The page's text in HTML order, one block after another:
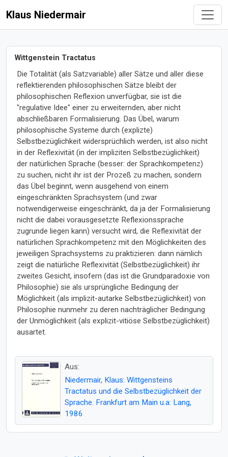
Klaus Niedermair
Wittgenstein Tractatus
Die Totalität (als Satzvariable) aller Sätze und aller diese
reflektierenden philosophischen Sätze bleibt der
philosophischen Reflexion unverfügbar, sie ist die
"regulative Idee" einer zu erweiternden, aber nicht
abschließbaren Formalisierung. Das Übel, warum
philosophische Systeme durch (explizte)
Selbstbezüglichkeit widersprüchlich werden, ist also nicht
in der Reflexivität (in der impliziten Selbstbezüglichkeit)
der natürlichen Sprache (besser: der Sprachkompetenz)
zu suchen, nicht ihr ist der Prozeß zu machen, sondern
das Übel beginnt, wenn ausgehend von einem
eingeschränkten Sprachsystem (und zwar
notwendigerweise eingeschränkt, da ja der Formalisierung
nicht die dabei vorausgesetzte Reflexionssprache
zugrunde liegen kann) versucht wird, die Reflexivität der
natürlichen Sprachkompetenz mit den Möglichkeiten des
jeweiligen Sprachsystems zu praktizieren: dann nämlich
zeigt die natürliche Reflexivität (Selbstbezüglichkeit) ihr
zweites Gesicht, insofern (das ist die Grundparadoxie von
Philosophie) sie als ursprüngliche Bedingung der
Möglichkeit (als implizit-autarke Selbstbezüglichkeit) von
Philosophie nunmehr zu deren nachträglicher Bedingung
der Unmöglichkeit (als explizit-vitiöse Selbstbezüglichkeit)
ausartet.
Aus:
Niedermair, Klaus: Wittgensteins
Tractatus und die Selbstbezüglichkeit der
Sprache. Frankfurt am Main u.a: Lang,
1986